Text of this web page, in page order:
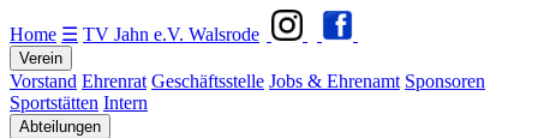
Home ☰ TV Jahn e.V. Walsrode
Verein
Vorstand Ehrenrat Geschäftsstelle Jobs & Ehrenamt Sponsoren
Sportstätten Intern
Abteilungen